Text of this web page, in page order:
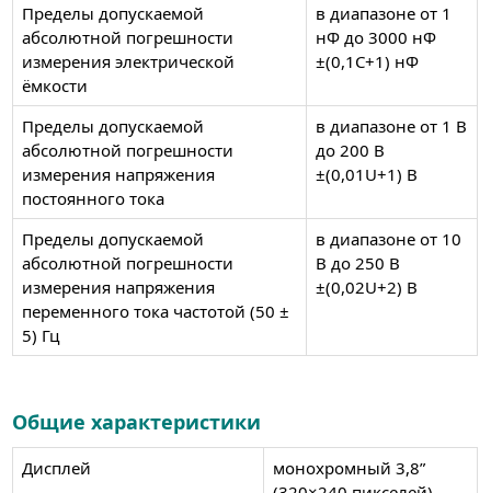
Пределы допускаемой
абсолютной погрешности
измерения электрической
ёмкости
в диапазоне от 1
нФ до 3000 нФ
±(0,1С+1) нФ
Пределы допускаемой
абсолютной погрешности
измерения напряжения
постоянного тока
в диапазоне от 1 В
до 200 В
±(0,01U+1) В
Пределы допускаемой
абсолютной погрешности
измерения напряжения
переменного тока частотой (50 ±
5) Гц
в диапазоне от 10
В до 250 В
±(0,02U+2) В
Общие характеристики
Дисплей
монохромный 3,8”